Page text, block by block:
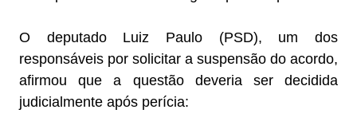
O deputado Luiz Paulo (PSD), um dos
responsáveis por solicitar a suspensão do acordo,
afirmou que a questão deveria ser decidida
judicialmente após perícia: